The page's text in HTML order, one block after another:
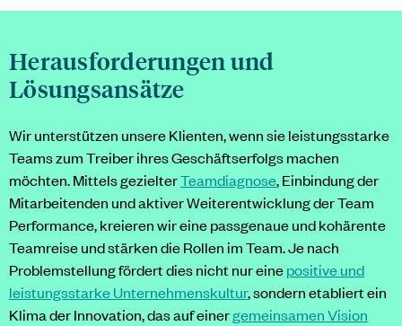
Herausforderungen und
Lösungsansätze
Wir unterstützen unsere Klienten, wenn sie leistungsstarke
Teams zum Treiber ihres Geschäftserfolgs machen
möchten. Mittels gezielterTeamdiagnose, Einbindung der
Mitarbeitenden und aktiver Weiterentwicklung der Team
Performance, kreieren wir eine passgenaue und kohärente
Teamreise und stärken die Rollen im Team. Je nach
Problemstellung fördert dies nicht nur einepositive und
leistungsstarke Unternehmenskultur, sondern etabliert ein
Klima der Innovation, das auf einergemeinsamen Vision